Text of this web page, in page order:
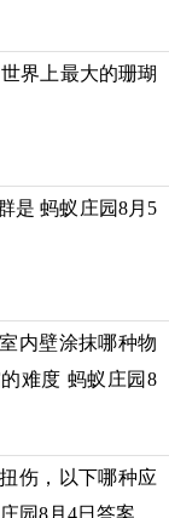
界上最大的珊瑚
是 蚂蚁庄园8月5
内壁涂抹哪种物
难度 蚂蚁庄园8
伤，以下哪种应